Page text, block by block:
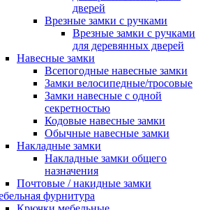
дверей
Врезные замки с ручками
Врезные замки с ручками
для деревянных дверей
Навесные замки
Всепогодные навесные замки
Замки велосипедные/тросовые
Замки навесные с одной
секретностью
Кодовые навесные замки
Обычные навесные замки
Накладные замки
Накладные замки общего
назначения
Почтовые / накидные замки
фурнитура